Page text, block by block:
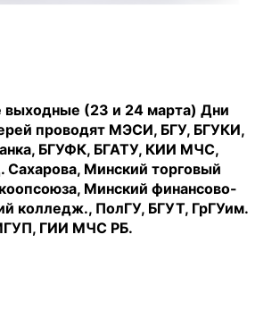
(23 и 24 марта) Дни
проводят МЭСИ, БГУ, БГУКИ,
БГУФК, БГАТУ, КИИ МЧС,
Минский торговый
Минский финансово-
колледж., ПолГУ, БГУТ, ГрГУим.
ГИИ МЧС РБ.